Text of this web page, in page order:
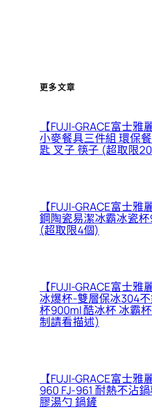
更多文章
【FUJI-GRACE富士雅
小麥餐具三件組 環保
匙 叉子 筷子 (超取限
【FUJI-GRACE富士雅
鋼陶瓷易潔冰霸冰瓷
(超取限4個)
【FUJI-GRACE富士雅
冰爆杯-雙層保冰304
杯900ml 酷冰杯 冰霸
制請看描述)
【FUJI-GRACE富士雅
960 FJ-961 耐熱不沾
膠湯勺 鍋鏟